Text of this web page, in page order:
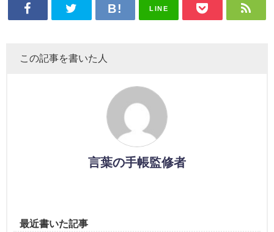
LINE
この記事を書いた人
言葉の手帳監修者
最近書いた記事